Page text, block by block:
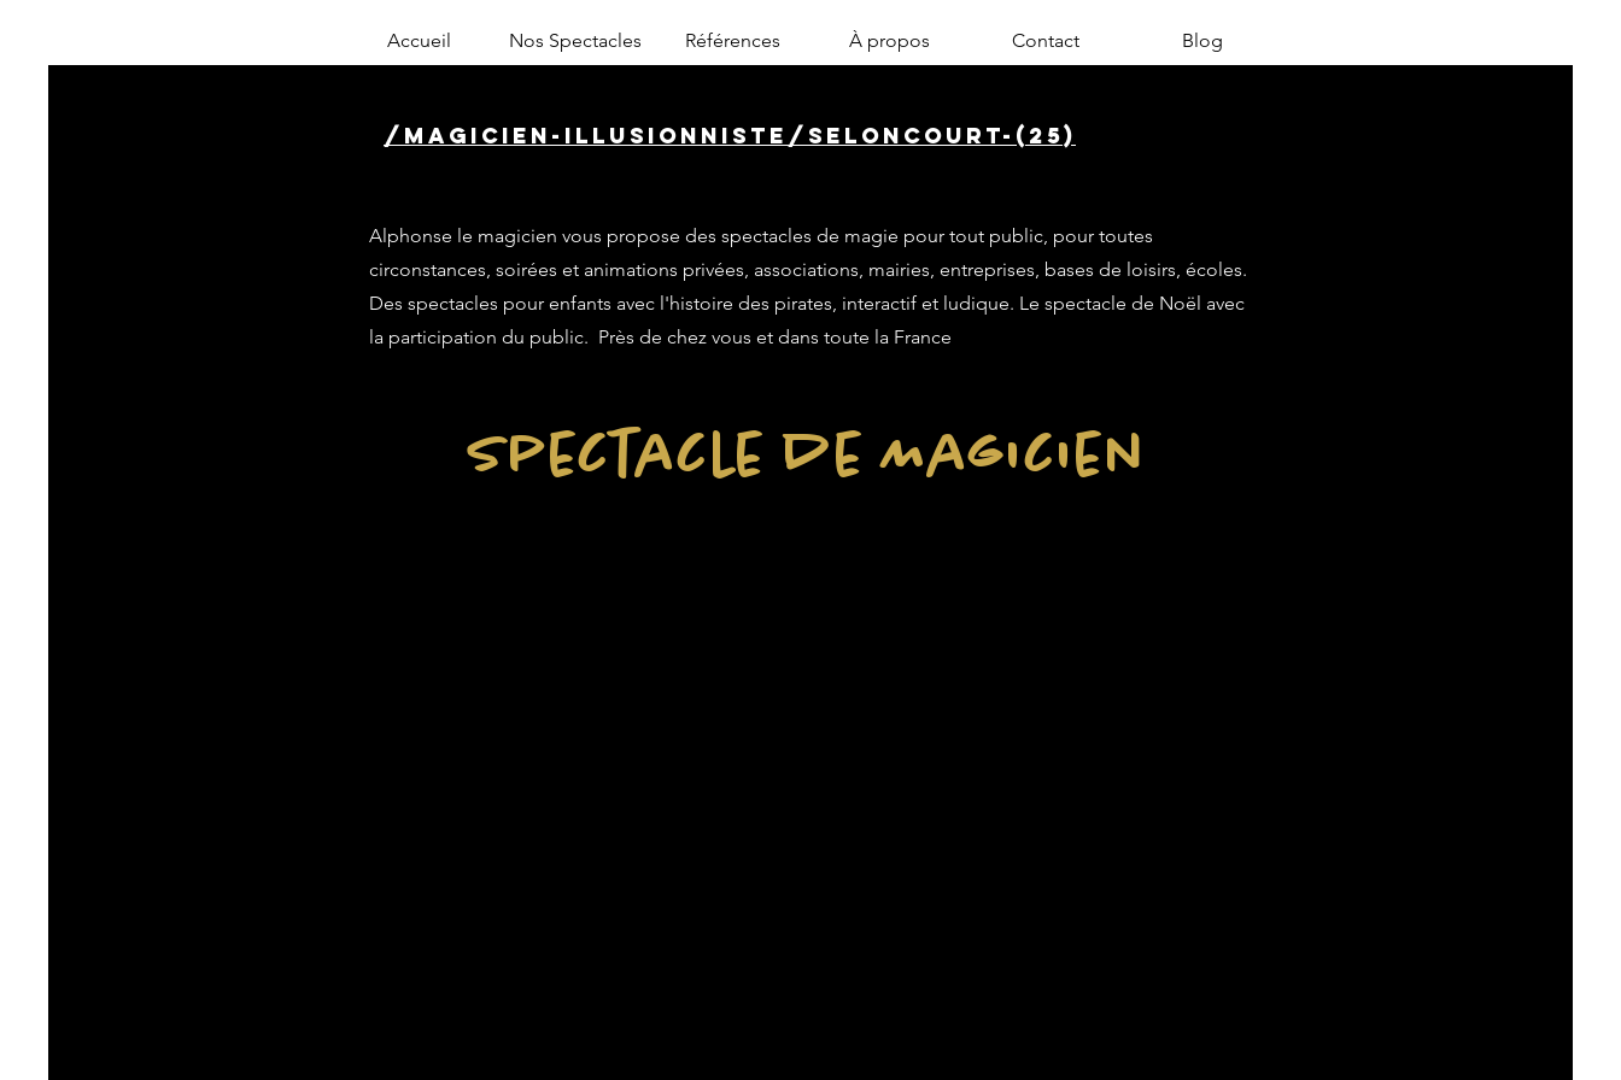
Accueil Nos Spectacles Références À propos Contact Blog
/magicien-illusionniste/seloncourt-(25)
Alphonse le magicien vous propose des spectacles de magie pour tout public, pour toutes
circonstances, soirées et animations privées, associations, mairies, entreprises, bases de loisirs, écoles.
Des spectacles pour enfants avec l'histoire des pirates, interactif et ludique. Le spectacle de Noël avec
la participation du public. Près de chez vous et dans toute la France
Spectacle de Magicien